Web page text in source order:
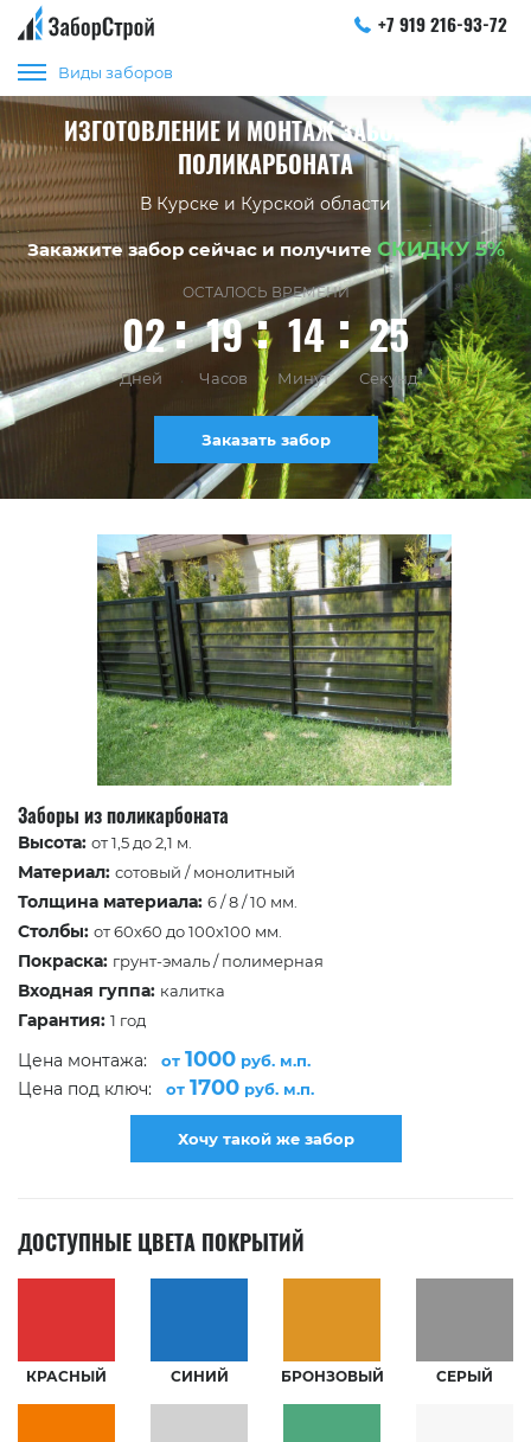
+7 919 216-93-72
Виды заборов
ИЗГОТОВЛЕНИЕ И МОНТАЖ ЗАБОРОВ ИЗ
ПОЛИКАРБОНАТА
В Курске и Курской области
Закажите забор сейчас и получите СКИДКУ 5%
ОСТАЛОСЬ ВРЕМЕНИ
02 19 14 24
Дней Часов Минут Секунд
Заказать забор
Заборы из поликарбоната
Высота: от 1,5 до 2,1 м.
Материал: сотовый / монолитный
Толщина материала: 6 / 8 / 10 мм.
Столбы: от 60х60 до 100х100 мм.
Покраска: грунт-эмаль / полимерная
Входная гуппа: калитка
Гарантия: 1 год
Цена монтажа: от 1000 руб. м.п.
Цена под ключ: от 1700 руб. м.п.
Хочу такой же забор
ДОСТУПНЫЕ ЦВЕТА ПОКРЫТИЙ
КРАСНЫЙ СИНИЙ БРОНЗОВЫЙ СЕРЫЙ